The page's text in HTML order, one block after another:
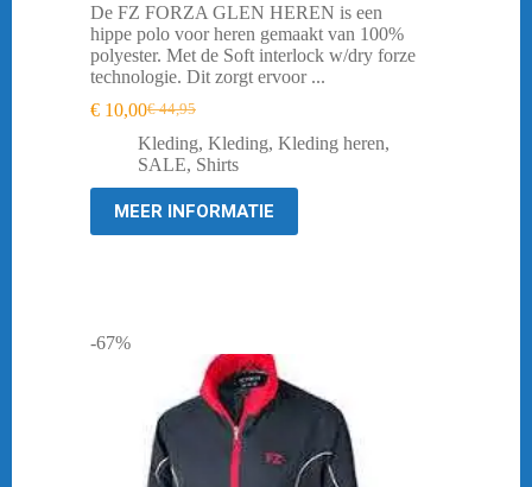
De FZ FORZA GLEN HEREN is een
hippe polo voor heren gemaakt van 100%
polyester. Met de Soft interlock w/dry forze
technologie. Dit zorgt ervoor ...
€44,95
Oorspronkelijke
prijs
was:
€ 10,00Huidige
prijs
is:
Kleding, Kleding, Kleding heren,
SALE, Shirts
MEER INFORMATIE
-67%